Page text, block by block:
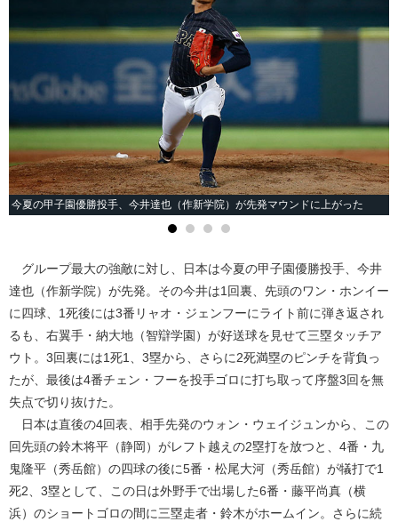
今夏の甲子園優勝投手、今井達也（作新学院）が先発マウンドに上がった
グループ最大の強敵に対し、日本は今夏の甲子園優勝投手、今井
達也（作新学院）が先発。その今井は1回裏、先頭のワン・ホンイー
に四球、1死後には3番リャオ・ジェンフーにライト前に弾き返され
るも、右翼手・納大地（智辯学園）が好送球を見せて三塁タッチア
ウト。3回裏には1死1、3塁から、さらに2死満塁のピンチを背負っ
たが、最後は4番チェン・フーを投手ゴロに打ち取って序盤3回を無
失点で切り抜けた。
日本は直後の4回表、相手先発のウォン・ウェイジュンから、この
回先頭の鈴木将平（静岡）がレフト越えの2塁打を放つと、4番・九
鬼隆平（秀岳館）の四球の後に5番・松尾大河（秀岳館）が犠打で1
死2、3塁として、この日は外野手で出場した6番・藤平尚真（横
浜）のショートゴロの間に三塁走者・鈴木がホームイン。さらに続